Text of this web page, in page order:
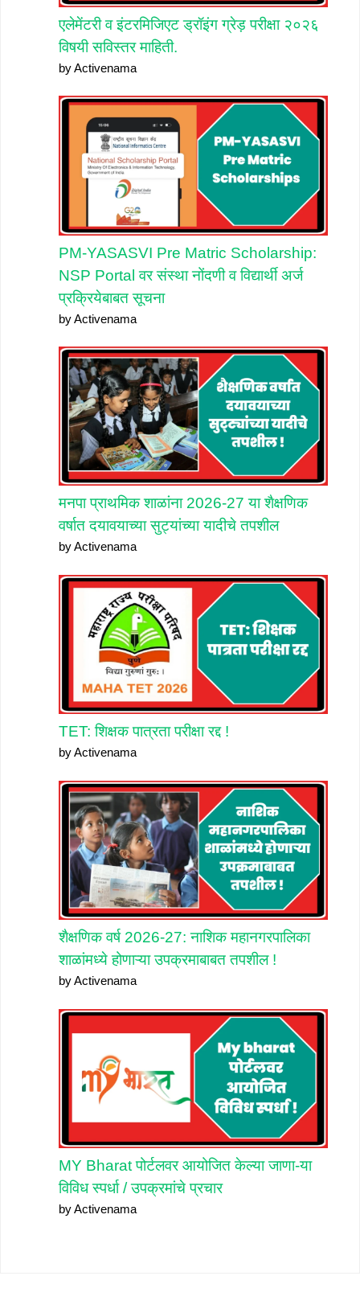
एलेमेंटरी व इंटरमिजिएट ड्रॉइंग ग्रेड़ परीक्षा २०२६
विषयी सविस्तर माहिती.
by Activenama
PM-YASASVI Pre Matric Scholarship:
NSP Portal वर संस्था नोंदणी व विद्यार्थी अर्ज
प्रक्रियेबाबत सूचना
by Activenama
मनपा प्राथमिक शाळांना 2026-27 या शैक्षणिक
वर्षात दयावयाच्या सुट्यांच्या यादीचे तपशील
by Activenama
TET: शिक्षक पात्रता परीक्षा रद्द !
by Activenama
शैक्षणिक वर्ष 2026-27: नाशिक महानगरपालिका
शाळांमध्ये होणाऱ्या उपक्रमाबाबत तपशील !
by Activenama
MY Bharat पोर्टलवर आयोजित केल्या जाणा-या
विविध स्पर्धा / उपक्रमांचे प्रचार
by Activenama